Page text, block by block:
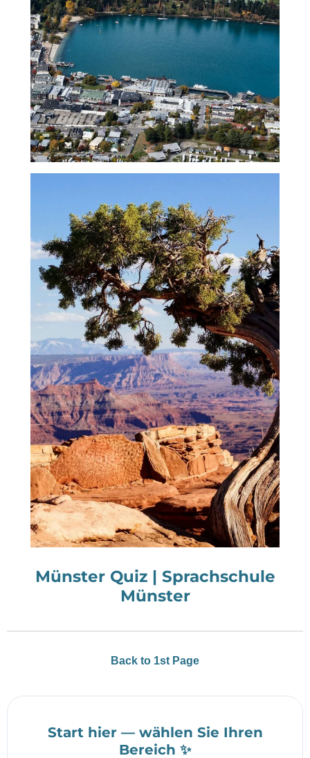
Münster Quiz | Sprachschule
Münster
Back to 1st Page
Start hier — wählen Sie Ihren
Bereich ✨